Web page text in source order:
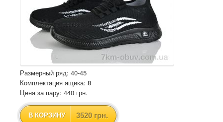
Размерный ряд: 40-45
Комплектация ящика: 8
Цена за пару: 440 грн.
В КОРЗИНУ 3520 грн.